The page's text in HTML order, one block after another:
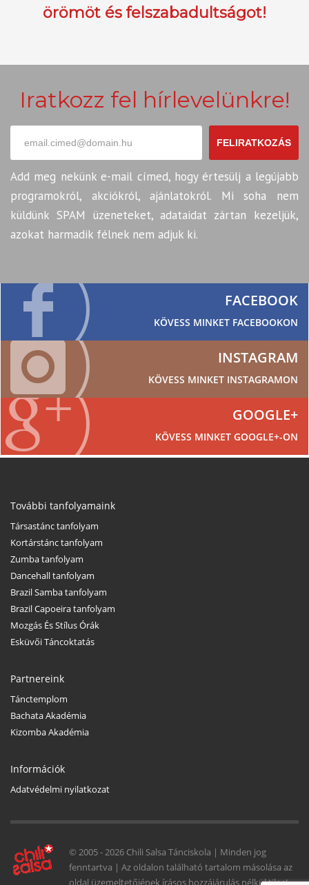
örömöt és felszabadultságot!
Iratkozz fel hírlevelünkre!
FELIRATKOZÁS
Add meg nekünk e-mail címed, hogy értesülj a legújabb
programokról, akciókról, ajánlatokról. Mi soha nem
küldünk SPAM üzeneteket, adataidat zártan kezeljük,
azokat harmadik félnek nem adjuk ki.
FACEBOOK
KÖVESS MINKET FACEBOOKON
INSTAGRAM
KÖVESS MINKET INSTAGRAMON
GOOGLE+
KÖVESS MINKET GOOGLE+-ON
További tanfolyamaink
Társastánc tanfolyam
Kortárstánc tanfolyam
Zumba tanfolyam
Dancehall tanfolyam
Brazil Samba tanfolyam
Brazil Capoeira tanfolyam
Mozgás És Stílus Órák
Esküvői Táncoktatás
Partnereink
Tánctemplom
Bachata Akadémia
Kizomba Akadémia
Információk
Adatvédelmi nyilatkozat
© 2005 -2026 Chili Salsa Tánciskola | Minden jog
fenntartva | Az oldalon található tartalom másolása az
oldal üzemeltetőjének írásos hozzájárulás nélkül tilos!